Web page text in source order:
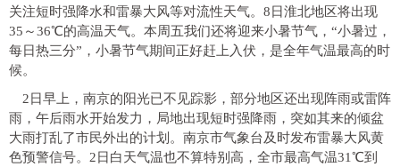
关注短时强降水和雷暴大风等对流性天气。8日淮北地区将出现
35～36℃的高温天气。本周五我们还将迎来小暑节气，“小暑过，
每日热三分”，小暑节气期间正好赶上入伏，是全年气温最高的时
候。
2日早上，南京的阳光已不见踪影，部分地区还出现阵雨或雷阵
雨，午后雨水开始发力，局地出现短时强降雨，突如其来的倾盆
大雨打乱了市民外出的计划。南京市气象台及时发布雷暴大风黄
色预警信号。2日白天气温也不算特别高，全市最高气温31℃到